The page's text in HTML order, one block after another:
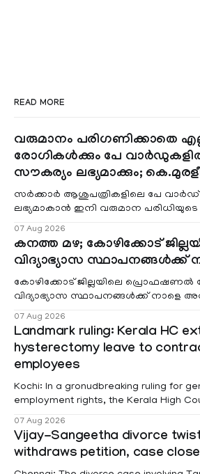
READ MORE
വരുമാനം പരിഗണിക്കാതെ
രോഗികൾക്കും പേ വാർഡുകളിൽ
സൗകര്യം ലഭ്യമാക്കും;
സർക്കാർ ആശുപത്രികളിലെ പേ
ലഭ്യമാകാൻ ഇനി വരുമാന പരിധിയുടെ
07 Aug 2026
കനത്ത മഴ; കോഴിക്കോട്
വിദ്യാഭ്യാസ സ്ഥാപനങ്ങൾക്ക്
കോഴിക്കോട് ജില്ലയിലെ പ്രൊഫഷണൽ
വിദ്യാഭ്യാസ സ്ഥാപനങ്ങൾക്ക് നാളെ
07 Aug 2026
Landmark ruling: Kerala HC
hysterectomy leave to
employees
Kochi: In a gronudbreaking ruling for
employment rights, the Kerala High
projects are eligible for paid medical
hysterectomy surgery under the Kerala
(KSR). The court noted that since essential benefits like
maternity
07 Aug 2026
Vijay-Sangeetha divorce
withdraws petition, case